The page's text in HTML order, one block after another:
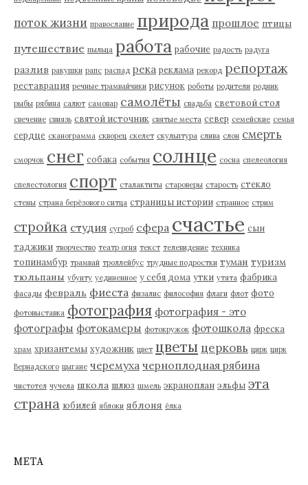
поток жизни православие природа прошлое птицы
путешествие пыльца работа рабочие радость радуга
разлив ракушки рапс распад река реклама рекорд репортаж
реставрация речные трамвайчики рисунок роботы родители родник
рыбы рябина салют самовар самолёты свадьба световой стол
свечение свиязь святой источник святые места север семейские семья
сердце сканограмма скворец скелет скульптура слива слон смерть
сморчок снег собака события солнце сосна спелеология
спелестология спорт сталактиты староверы старость стекло
стены страна берёзового ситца страницы истории странное стрим
стройка студия сугроб сфера счастье сын
таджики творчество театр огня текст телевидение техника
топинамбур трамвай троллейбус трудные подростки туман туризм
тюльпаны убунту уединенное у себя дома утки утята фабрика
фасады февраль фиеста физалис философия флаги флот фото
фотовыставка фотография фотография - это
фотографы фотокамеры фотокружок фотошкола фреска
храм хризантемы художник цвет цветы церковь цирк цирк
Вернадского цыгане черемуха черноплодная рябина
чистотел чучела школа шлюз шмель экраноплан эльфы эта
страна юбилей яблоки яблоня ёлка
МЕТА